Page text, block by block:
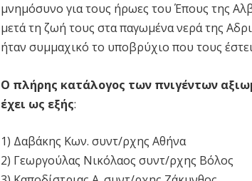
μνημόσυνο για τους ήρωες του Έπους της
μετά τη ζωή τους στα παγωμένα νερά της
ήταν συμμαχικό το υποβρύχιο που τους
Ο πλήρης κατάλογος των πνιγέντων
έχει ως εξής:
1) Δαβάκης Κων. συντ/ρχης Αθήνα
2) Γεωργούλας Νικόλαος συντ/ρχης Βόλος